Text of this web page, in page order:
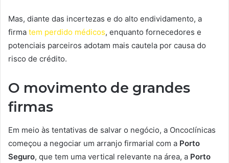
Mas, diante das incertezas e do alto endividamento, a
firma tem perdido médicos, enquanto fornecedores e
potenciais parceiros adotam mais cautela por causa do
risco de crédito.
O movimento de grandes
firmas
Em meio às tentativas de salvar o negócio, a Oncoclínicas
começou a negociar um arranjo firmarial com a Porto
Seguro, que tem uma vertical relevante na área, a Porto